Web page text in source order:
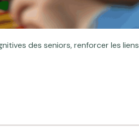
des seniors, renforcer les liens